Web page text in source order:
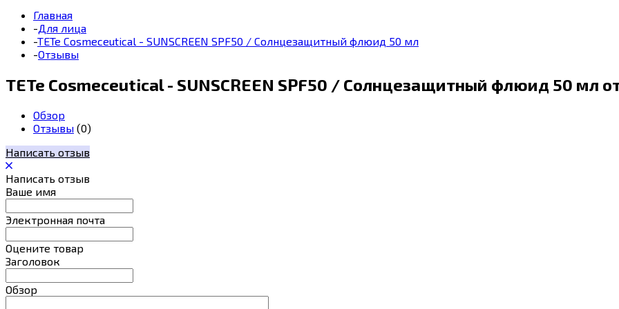
Главная
-Для лица
-TETe Cosmeceutical - SUNSCREEN SPF50 / Солнцезащитный флюид 50 мл
-Отзывы
TETe Cosmeceutical - SUNSCREEN SPF50 / Солнцезащитный флюид 50 мл
Обзор
Отзывы (0)
Написать отзыв
Написать отзыв
Ваше имя
Электронная почта
Оцените товар
Заголовок
Обзор